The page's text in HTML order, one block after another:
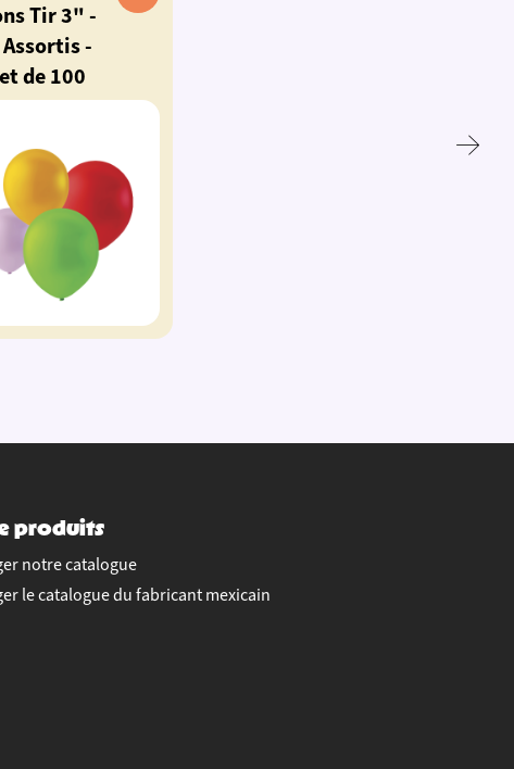
Tir 3" -
Assortis -
de 100
produits
notre catalogue
le catalogue du fabricant mexicain